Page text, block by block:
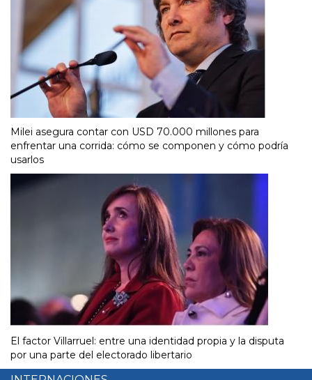
Milei asegura contar con USD 70.000 millones para
enfrentar una corrida: cómo se componen y cómo podría
usarlos
El factor Villarruel: entre una identidad propia y la disputa
por una parte del electorado libertario